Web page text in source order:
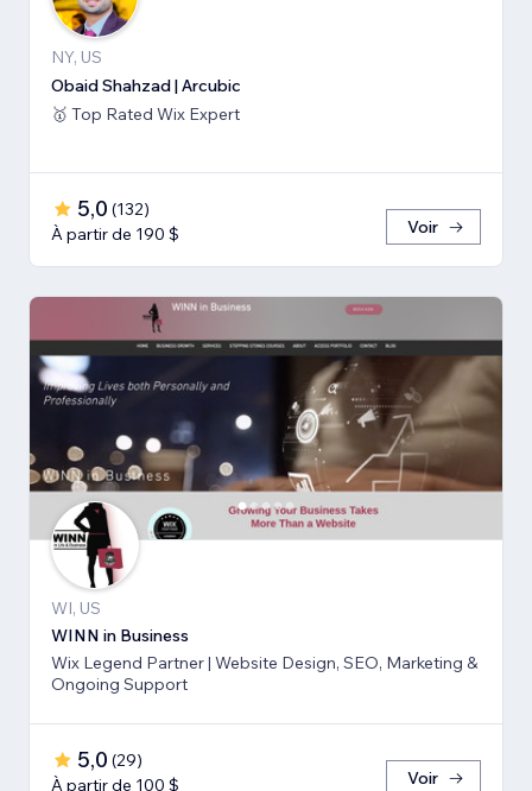
NY, US
Obaid Shahzad | Arcubic
🥇 Top Rated Wix Expert
5,0 (132)
À partir de 190 $
Voir
WI, US
WINN in Business
Wix Legend Partner | Website Design, SEO, Marketing &
Ongoing Support
5,0 (29)
À partir de 100 $
Voir